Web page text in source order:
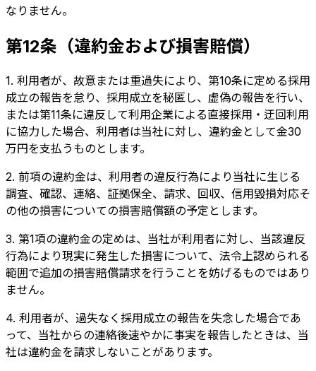
なりません。
第12条（違約金および損害賠償）
1. 利用者が、故意または重過失により、第10条に定める採用
成立の報告を怠り、採用成立を秘匿し、虚偽の報告を行い、
または第11条に違反して利用企業による直接採用・迂回利用
に協力した場合、利用者は当社に対し、違約金として金30
万円を支払うものとします。
2. 前項の違約金は、利用者の違反行為により当社に生じる
調査、確認、連絡、証拠保全、請求、回収、信用毀損対応そ
の他の損害についての損害賠償額の予定とします。
3. 第1項の違約金の定めは、当社が利用者に対し、当該違反
行為により現実に発生した損害について、法令上認められる
範囲で追加の損害賠償請求を行うことを妨げるものではあり
ません。
4. 利用者が、過失なく採用成立の報告を失念した場合であ
って、当社からの連絡後速やかに事実を報告したときは、当
社は違約金を請求しないことがあります。